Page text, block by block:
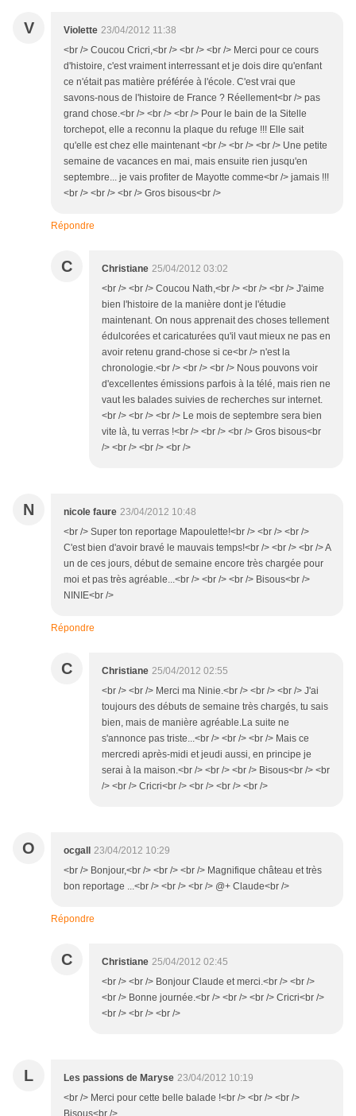
V Violette 23/04/2012 11:38
<br /> Coucou Cricri,<br /> <br /> <br /> Merci pour ce cours
d'histoire, c'est vraiment interressant et je dois dire qu'enfant
ce n'était pas matière préférée à l'école. C'est vrai que
savons-nous de l'histoire de France ? Réellement<br /> pas
grand chose.<br /> <br /> <br /> Pour le bain de la Sitelle
torchepot, elle a reconnu la plaque du refuge !!! Elle sait
qu'elle est chez elle maintenant <br /> <br /> <br /> Une petite
semaine de vacances en mai, mais ensuite rien jusqu'en
septembre... je vais profiter de Mayotte comme<br /> jamais !!!
<br /> <br /> <br /> Gros bisous<br />
Répondre
C Christiane 25/04/2012 03:02
<br /> <br /> Coucou Nath,<br /> <br /> <br /> J'aime
bien l'histoire de la manière dont je l'étudie
maintenant. On nous apprenait des choses tellement
édulcorées et caricaturées qu'il vaut mieux ne pas en
avoir retenu grand-chose si ce<br /> n'est la
chronologie.<br /> <br /> <br /> Nous pouvons voir
d'excellentes émissions parfois à la télé, mais rien ne
vaut les balades suivies de recherches sur internet.
<br /> <br /> <br /> Le mois de septembre sera bien
vite là, tu verras !<br /> <br /> <br /> Gros bisous<br
/> <br /> <br /> <br />
N nicole faure 23/04/2012 10:48
<br /> Super ton reportage Mapoulette!<br /> <br /> <br />
C'est bien d'avoir bravé le mauvais temps!<br /> <br /> <br /> A
un de ces jours, début de semaine encore très chargée pour
moi et pas très agréable...<br /> <br /> <br /> Bisous<br />
NINIE<br />
Répondre
C Christiane 25/04/2012 02:55
<br /> <br /> Merci ma Ninie.<br /> <br /> <br /> J'ai
toujours des débuts de semaine très chargés, tu sais
bien, mais de manière agréable.La suite ne
s'annonce pas triste...<br /> <br /> <br /> Mais ce
mercredi après-midi et jeudi aussi, en principe je
serai à la maison.<br /> <br /> <br /> Bisous<br /> <br
/> <br /> Cricri<br /> <br /> <br /> <br />
O ocgall
23/04/2012 10:29
<br /> Bonjour,<br /> <br /> <br /> Magnifique château et très
bon reportage ...<br /> <br /> <br /> @+ Claude<br />
Répondre
C Christiane 25/04/2012 02:45
<br /> <br /> Bonjour Claude et merci.<br /> <br />
<br /> Bonne journée.<br /> <br /> <br /> Cricri<br />
<br /> <br /> <br />
L Les passions de Maryse 23/04/2012 10:19
<br /> Merci pour cette belle balade !<br /> <br /> <br />
Bisous<br />